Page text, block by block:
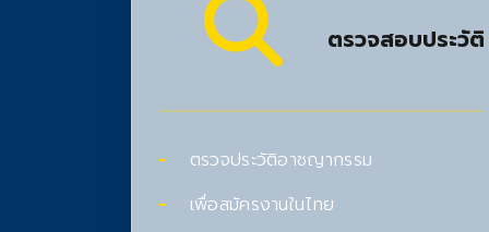
ตรวจสอบประวัติ
ตรวจประวัติอาชญากรรม
เพื่อสมัครงานในไทย